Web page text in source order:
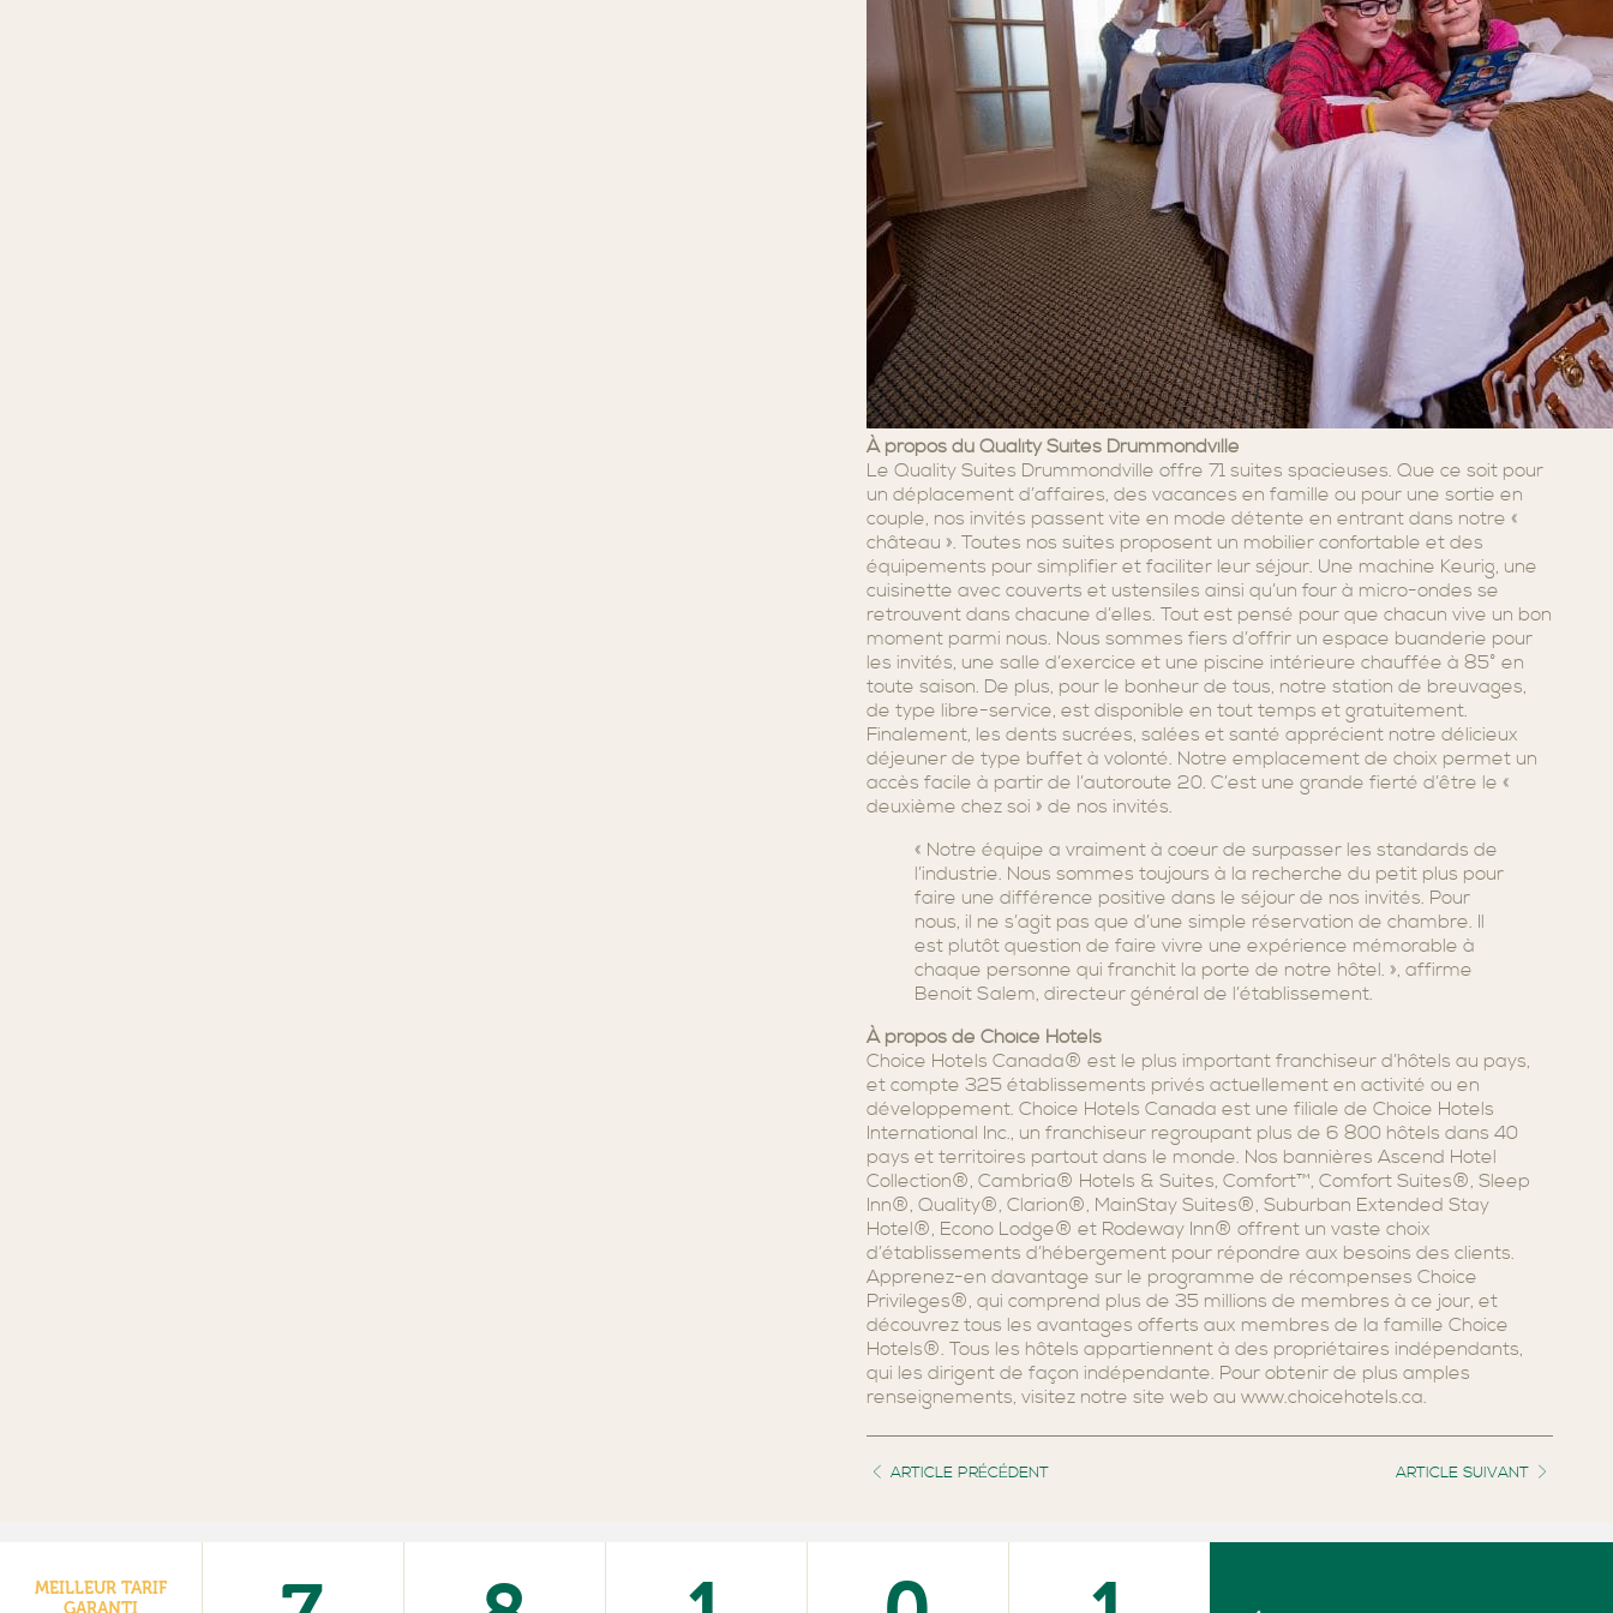
À propos du Quality Suites Drummondville
Le Quality Suites Drummondville offre 71 suites spacieuses. Que ce soit pour
un déplacement d’affaires, des vacances en famille ou pour une sortie en
couple, nos invités passent vite en mode détente en entrant dans notre «
château ». Toutes nos suites proposent un mobilier confortable et des
équipements pour simplifier et faciliter leur séjour. Une machine Keurig, une
cuisinette avec couverts et ustensiles ainsi qu’un four à micro-ondes se
retrouvent dans chacune d’elles. Tout est pensé pour que chacun vive un bon
moment parmi nous. Nous sommes fiers d’offrir un espace buanderie pour
les invités, une salle d’exercice et une piscine intérieure chauffée à 85° en
toute saison. De plus, pour le bonheur de tous, notre station de breuvages,
de type libre-service, est disponible en tout temps et gratuitement.
Finalement, les dents sucrées, salées et santé apprécient notre délicieux
déjeuner de type buffet à volonté. Notre emplacement de choix permet un
accès facile à partir de l’autoroute 20. C’est une grande fierté d’être le «
deuxième chez soi » de nos invités.
« Notre équipe a vraiment à coeur de surpasser les standards de
l’industrie. Nous sommes toujours à la recherche du petit plus pour
faire une différence positive dans le séjour de nos invités. Pour
nous, il ne s’agit pas que d’une simple réservation de chambre. Il
est plutôt question de faire vivre une expérience mémorable à
chaque personne qui franchit la porte de notre hôtel. », affirme
Benoit Salem, directeur général de l’établissement.
À propos de Choice Hotels
Choice Hotels Canada® est le plus important franchiseur d’hôtels au pays,
et compte 325 établissements privés actuellement en activité ou en
développement. Choice Hotels Canada est une filiale de Choice Hotels
International Inc., un franchiseur regroupant plus de 6 800 hôtels dans 40
pays et territoires partout dans le monde. Nos bannières Ascend Hotel
Collection®, Cambria® Hotels & Suites, Comfort™, Comfort Suites®, Sleep
Inn®, Quality®, Clarion®, MainStay Suites®, Suburban Extended Stay
Hotel®, Econo Lodge® et Rodeway Inn® offrent un vaste choix
d’établissements d’hébergement pour répondre aux besoins des clients.
Apprenez-en davantage sur le programme de récompenses Choice
Privileges®, qui comprend plus de 35 millions de membres à ce jour, et
découvrez tous les avantages offerts aux membres de la famille Choice
Hotels®. Tous les hôtels appartiennent à des propriétaires indépendants,
qui les dirigent de façon indépendante. Pour obtenir de plus amples
renseignements, visitez notre site web au www.choicehotels.ca.
ARTICLE PRÉCÉDENT ARTICLE SUIVANT
MEILLEUR TARIF
GARANTI